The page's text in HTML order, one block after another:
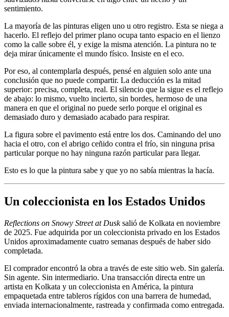
sentimiento.
La mayoría de las pinturas eligen uno u otro registro. Esta se niega a
hacerlo. El reflejo del primer plano ocupa tanto espacio en el lienzo
como la calle sobre él, y exige la misma atención. La pintura no te
deja mirar únicamente el mundo físico. Insiste en el eco.
Por eso, al contemplarla después, pensé en alguien solo ante una
conclusión que no puede compartir. La deducción es la mitad
superior: precisa, completa, real. El silencio que la sigue es el reflejo
de abajo: lo mismo, vuelto incierto, sin bordes, hermoso de una
manera en que el original no puede serlo porque el original es
demasiado duro y demasiado acabado para respirar.
La figura sobre el pavimento está entre los dos. Caminando del uno
hacia el otro, con el abrigo ceñido contra el frío, sin ninguna prisa
particular porque no hay ninguna razón particular para llegar.
Esto es lo que la pintura sabe y que yo no sabía mientras la hacía.
Un coleccionista en los Estados Unidos
Reflections on Snowy Street at Dusksalió de Kolkata en noviembre
de 2025. Fue adquirida por un coleccionista privado en los Estados
Unidos aproximadamente cuatro semanas después de haber sido
completada.
El comprador encontró la obra a través de este sitio web. Sin galería.
Sin agente. Sin intermediario. Una transacción directa entre un
artista en Kolkata y un coleccionista en América, la pintura
empaquetada entre tableros rígidos con una barrera de humedad,
enviada internacionalmente, rastreada y confirmada como entregada.